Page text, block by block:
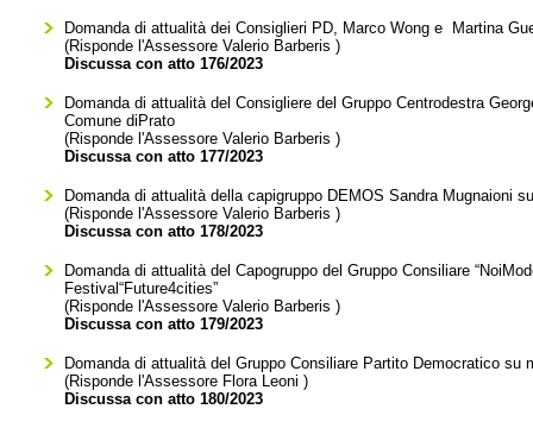
Domanda di attualità dei Consiglieri PD, Marco Wong e Martina
(Risponde l'AssessoreValerio Barberis )
Discussa con atto 176/2023
Domanda di attualità del Consigliere del Gruppo Centrodestra
Comune diPrato
(Risponde l'AssessoreValerio Barberis )
Discussa con atto 177/2023
Domanda di attualità della capigruppo DEMOS Sandra Mugnaioni
(Risponde l'AssessoreValerio Barberis )
Discussa con atto 178/2023
Domanda di attualità del Capogruppo del Gruppo Consiliare
Festival“Future4cities”
(Risponde l'AssessoreValerio Barberis )
Discussa con atto 179/2023
Domanda di attualità del Gruppo Consiliare Partito Democratico su
(Risponde l'Assessore Flora Leoni )
Discussa con atto 180/2023